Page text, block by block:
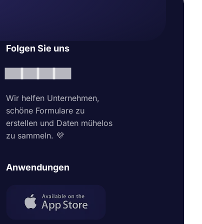
Folgen Sie uns
Wir helfen Unternehmen,
schöne Formulare zu
erstellen und Daten mühelos
zu sammeln. 💜
Anwendungen